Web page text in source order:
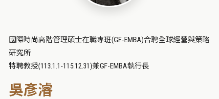
國際時尚高階管理碩士在職專班(GF-EMBA)合聘全球經營與策略
研究所
特聘教授(113.1.1-115.12.31)兼GF-EMBA執行長
吳彥濬